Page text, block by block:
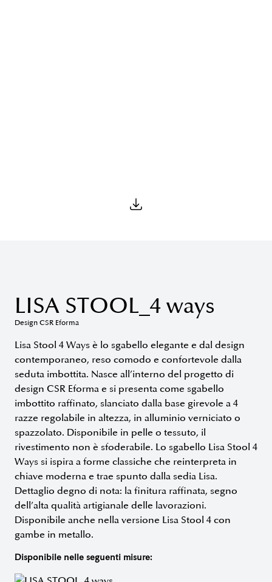
LISA STOOL_4 ways
Design CSR Eforma
Lisa Stool 4 Ways è lo sgabello elegante e dal design
contemporaneo, reso comodo e confortevole dalla
seduta imbottita. Nasce all’interno del progetto di
design CSR Eforma e si presenta come sgabello
imbottito raffinato, slanciato dalla base girevole a 4
razze regolabile in altezza, in alluminio verniciato o
spazzolato. Disponibile in pelle o tessuto, il
rivestimento non è sfoderabile. Lo sgabello Lisa Stool 4
Ways si ispira a forme classiche che reinterpreta in
chiave moderna e trae spunto dalla sedia Lisa.
Dettaglio degno di nota: la finitura raffinata, segno
dell’alta qualità artigianale delle lavorazioni.
Disponibile anche nella versione Lisa Stool 4 con
gambe in metallo.
Disponibile nelle seguenti misure: